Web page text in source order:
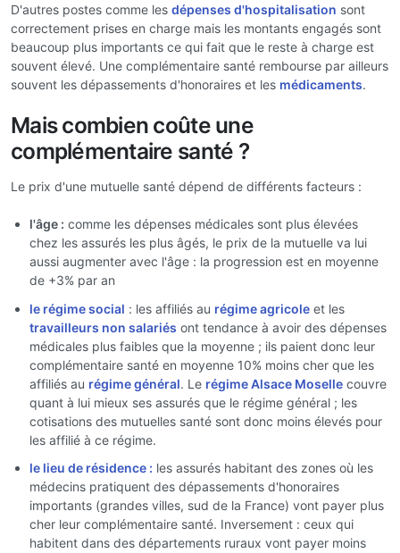
D'autres postes comme les dépenses d'hospitalisation sont
correctement prises en charge mais les montants engagés sont
beaucoup plus importants ce qui fait que le reste à charge est
souvent élevé. Une complémentaire santé rembourse par ailleurs
souvent les dépassements d'honoraires et les médicaments.
Mais combien coûte une
complémentaire santé ?
Le prix d'une mutuelle santé dépend de différents facteurs :
l'âge : comme les dépenses médicales sont plus élevées
chez les assurés les plus âgés, le prix de la mutuelle va lui
aussi augmenter avec l'âge : la progression est en moyenne
de +3% par an
le régime social : les affiliés au régime agricole et les
travailleurs non salariés ont tendance à avoir des dépenses
médicales plus faibles que la moyenne ; ils paient donc leur
complémentaire santé en moyenne 10% moins cher que les
affiliés au régime général. Le régime Alsace Moselle couvre
quant à lui mieux ses assurés que le régime général ; les
cotisations des mutuelles santé sont donc moins élevés pour
les affilié à ce régime.
le lieu de résidence : les assurés habitant des zones où les
médecins pratiquent des dépassements d'honoraires
importants (grandes villes, sud de la France) vont payer plus
cher leur complémentaire santé. Inversement : ceux qui
habitent dans des départements ruraux vont payer moins